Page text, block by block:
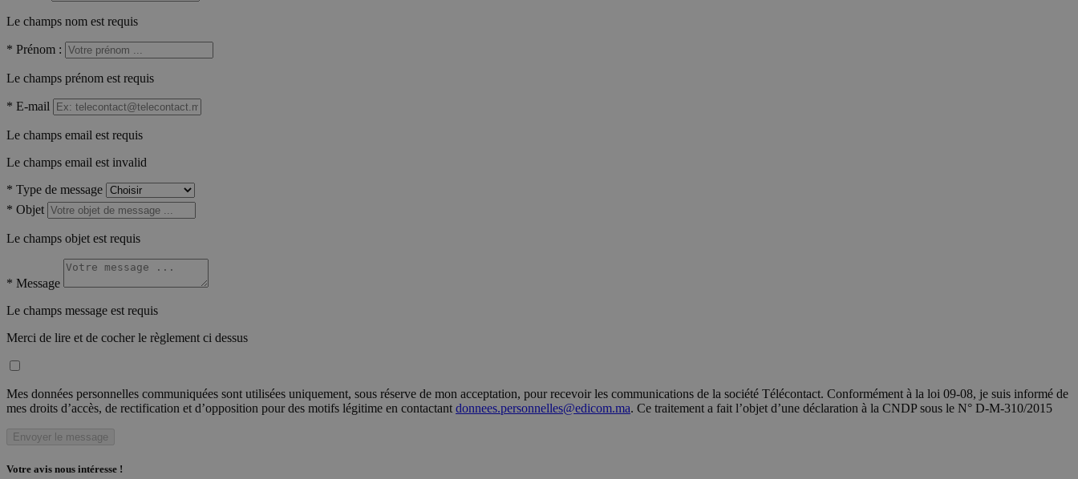
Le champs nom est requis
* Prénom :
Le champs prénom est requis
* E-mail
Le champs email est requis
Le champs email est invalid
* Type de message
* Objet
Le champs objet est requis
* Message
Le champs message est requis
Merci de lire et de cocher le règlement ci dessus
Mes données personnelles communiquées sont utilisées uniquement, sous réserve de mon acceptation, pour recevoir les communications de la société Télécontact. Conformément à la loi 09-08, je suis informé de
mes droits d’accès, de rectification et d’opposition pour des motifs légitime en contactant donnees.personnelles@edicom.ma. Ce traitement a fait l’objet d’une déclaration à la CNDP sous le N° D-M-310/2015
Envoyer le message
Votre avis nous intéresse !